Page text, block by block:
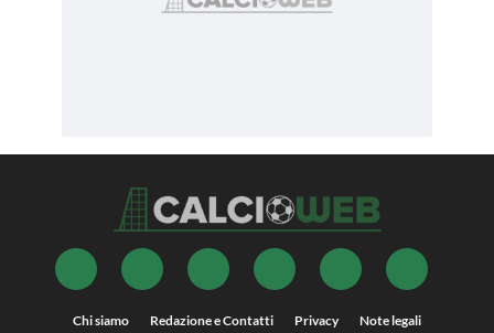
Chi siamo Redazione e Contatti Privacy Note legali